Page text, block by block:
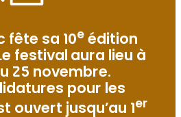
fête sa 10e édition
festival aura lieu à
25 novembre.
pour les
ouvert jusqu’au 1er